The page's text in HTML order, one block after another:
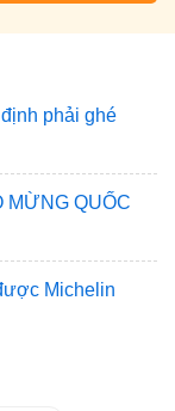
phải ghé
MỪNG QUỐC
Michelin